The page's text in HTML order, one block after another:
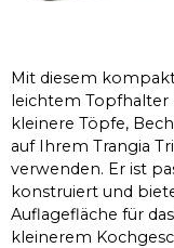
Mit diesem
leichtem Topfhalter
kleinere Töpfe,
auf Ihrem Trangia
verwenden. Er ist
konstruiert und
Auflagefläche für
kleinerem